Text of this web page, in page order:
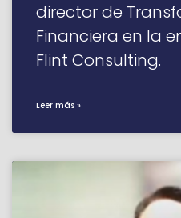
director de
Financiera en la
Flint Consulting.
Leer más »